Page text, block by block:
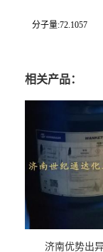
分子量:72.1057
相关产品：
济南优势出